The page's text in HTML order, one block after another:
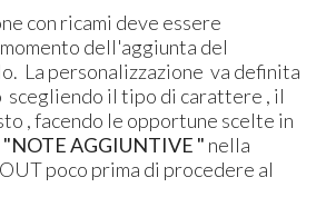
con ricami deve essere
dell'aggiunta del
La personalizzazione va definita
scegliendo il tipo di carattere , il
, facendo le opportune scelte in
"NOTE AGGIUNTIVE " nella
poco prima di procedere al